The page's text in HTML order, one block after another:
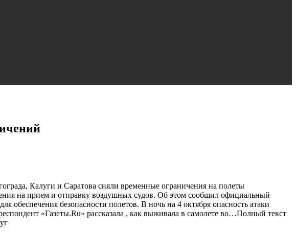
Калуги и Саратова сняли временные ограничения на полеты
на прием и отправку воздушных судов. Об этом сообщил официальный
обеспечения безопасности полетов. В ночь на 4 октября опасность атаки
«Газеты.Ru» рассказала , как выживала в самолете во…Полный текст